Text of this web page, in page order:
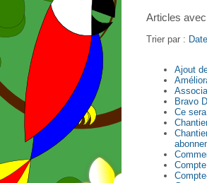
Articles
Trier par : Date
Ajout
Bravo
Ce